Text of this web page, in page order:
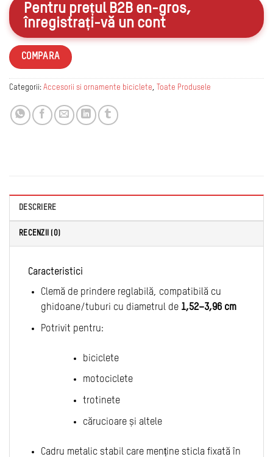
Pentru prețul B2B en-gros,
înregistrați-vă un cont
COMPARA
Categorii: Accesorii si ornamente biciclete, Toate Produsele
DESCRIERE
RECENZII (0)
Caracteristici
Clemă de prindere reglabilă, compatibilă cu
ghidoane/tuburi cu diametrul de 1,52–3,96 cm
Potrivit pentru:
biciclete
motociclete
trotinete
cărucioare și altele
Cadru metalic stabil care menține sticla fixată în